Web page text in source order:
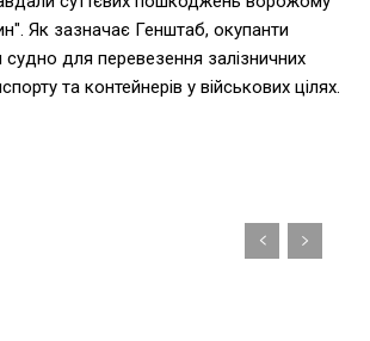
Як зазначає Генштаб, окупанти
для перевезення залізничних
та контейнерів у військових цілях.